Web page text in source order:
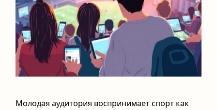
Молодая аудитория воспринимает спорт как